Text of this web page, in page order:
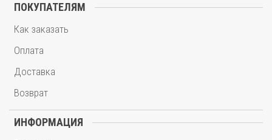
ПОКУПАТЕЛЯМ
Как заказать
Оплата
Доставка
Возврат
ИНФОРМАЦИЯ